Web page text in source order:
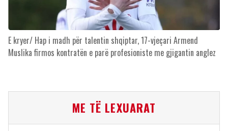
E kryer/ Hap i madh për talentin shqiptar, 17-vjeçari Armend
Muslika firmos kontratën e parë profesioniste me gjigantin anglez
ME TË LEXUARAT